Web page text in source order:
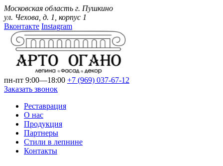
Московская область г. Пушкино
ул. Чехова, д. 1, корпус 1
Вконтакте Instagram
пн-пт 9:00—18:00 +7 (969) 037-67-12
Заказать звонок
Реставрация
О нас
Продукция
Партнеры
Стили в лепнине
Контакты